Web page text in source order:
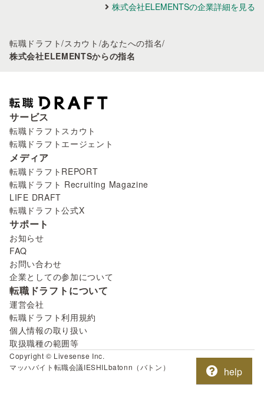
株式会社ELEMENTSの企業詳細を見る
転職ドラフト/スカウト /あなたへの指名/
株式会社ELEMENTSからの指名
サービス
転職ドラフトスカウト
転職ドラフトエージェント
メディア
転職ドラフトREPORT
転職ドラフト Recruiting Magazine
LIFE DRAFT
転職ドラフト公式X
サポート
お知らせ
FAQ
お問い合わせ
企業としての参加について
転職ドラフトについて
運営会社
転職ドラフト利用規約
個人情報の取り扱い
取扱職種の範囲等
Copyright © Livesense Inc.
マッハバイト 転職会議IESHIL batonn（バトン） help